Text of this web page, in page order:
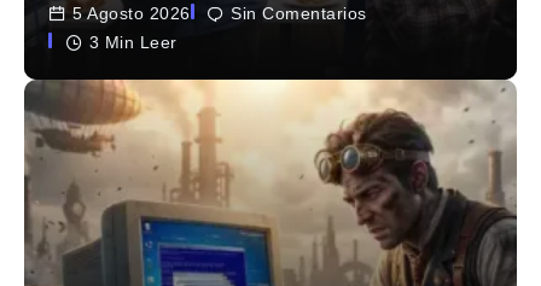
5 Agosto 2026
Sin Comentarios
3 Min Leer